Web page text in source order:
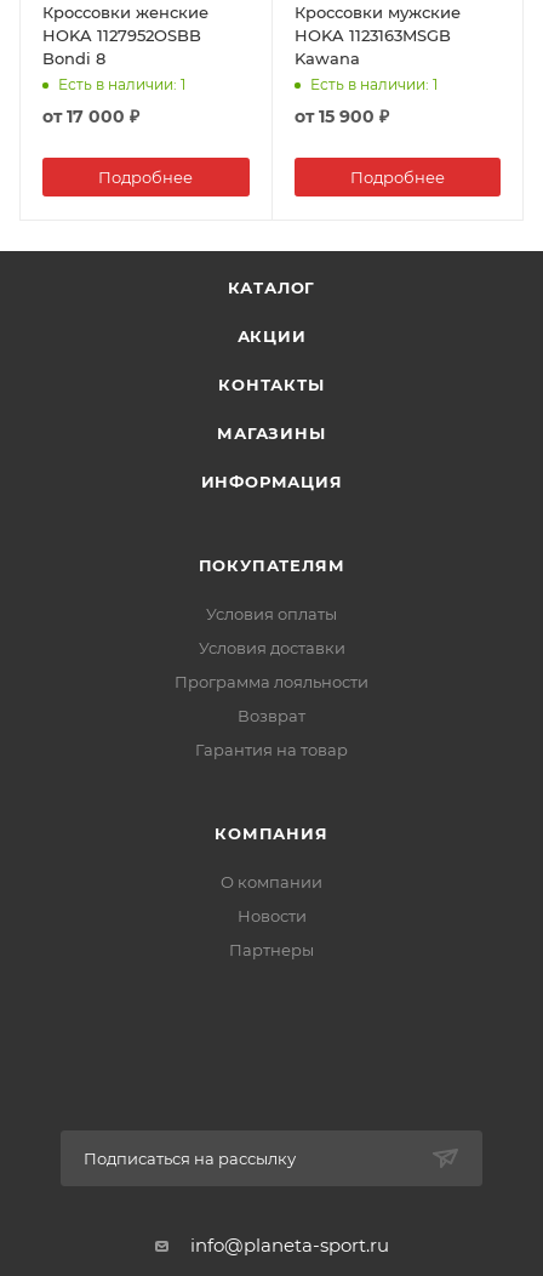
Кроссовки женские
HOKA 1127952OSBB
Bondi 8
Есть в наличии: 1
от17 000 ₽
Подробнее
Кроссовки мужские
HOKA 1123163MSGB
Kawana
Есть в наличии: 1
от15 900 ₽
Подробнее
КАТАЛОГ
АКЦИИ
КОНТАКТЫ
МАГАЗИНЫ
ИНФОРМАЦИЯ
ПОКУПАТЕЛЯМ
Условия оплаты
Условия доставки
Программа лояльности
Возврат
Гарантия на товар
КОМПАНИЯ
О компании
Новости
Партнеры
Подписаться на рассылку
info@planeta-sport.ru